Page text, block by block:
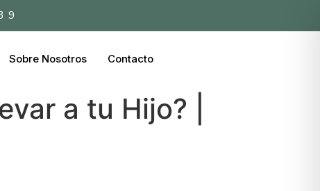
Sobre Nosotros Contacto
a tu Hijo? |